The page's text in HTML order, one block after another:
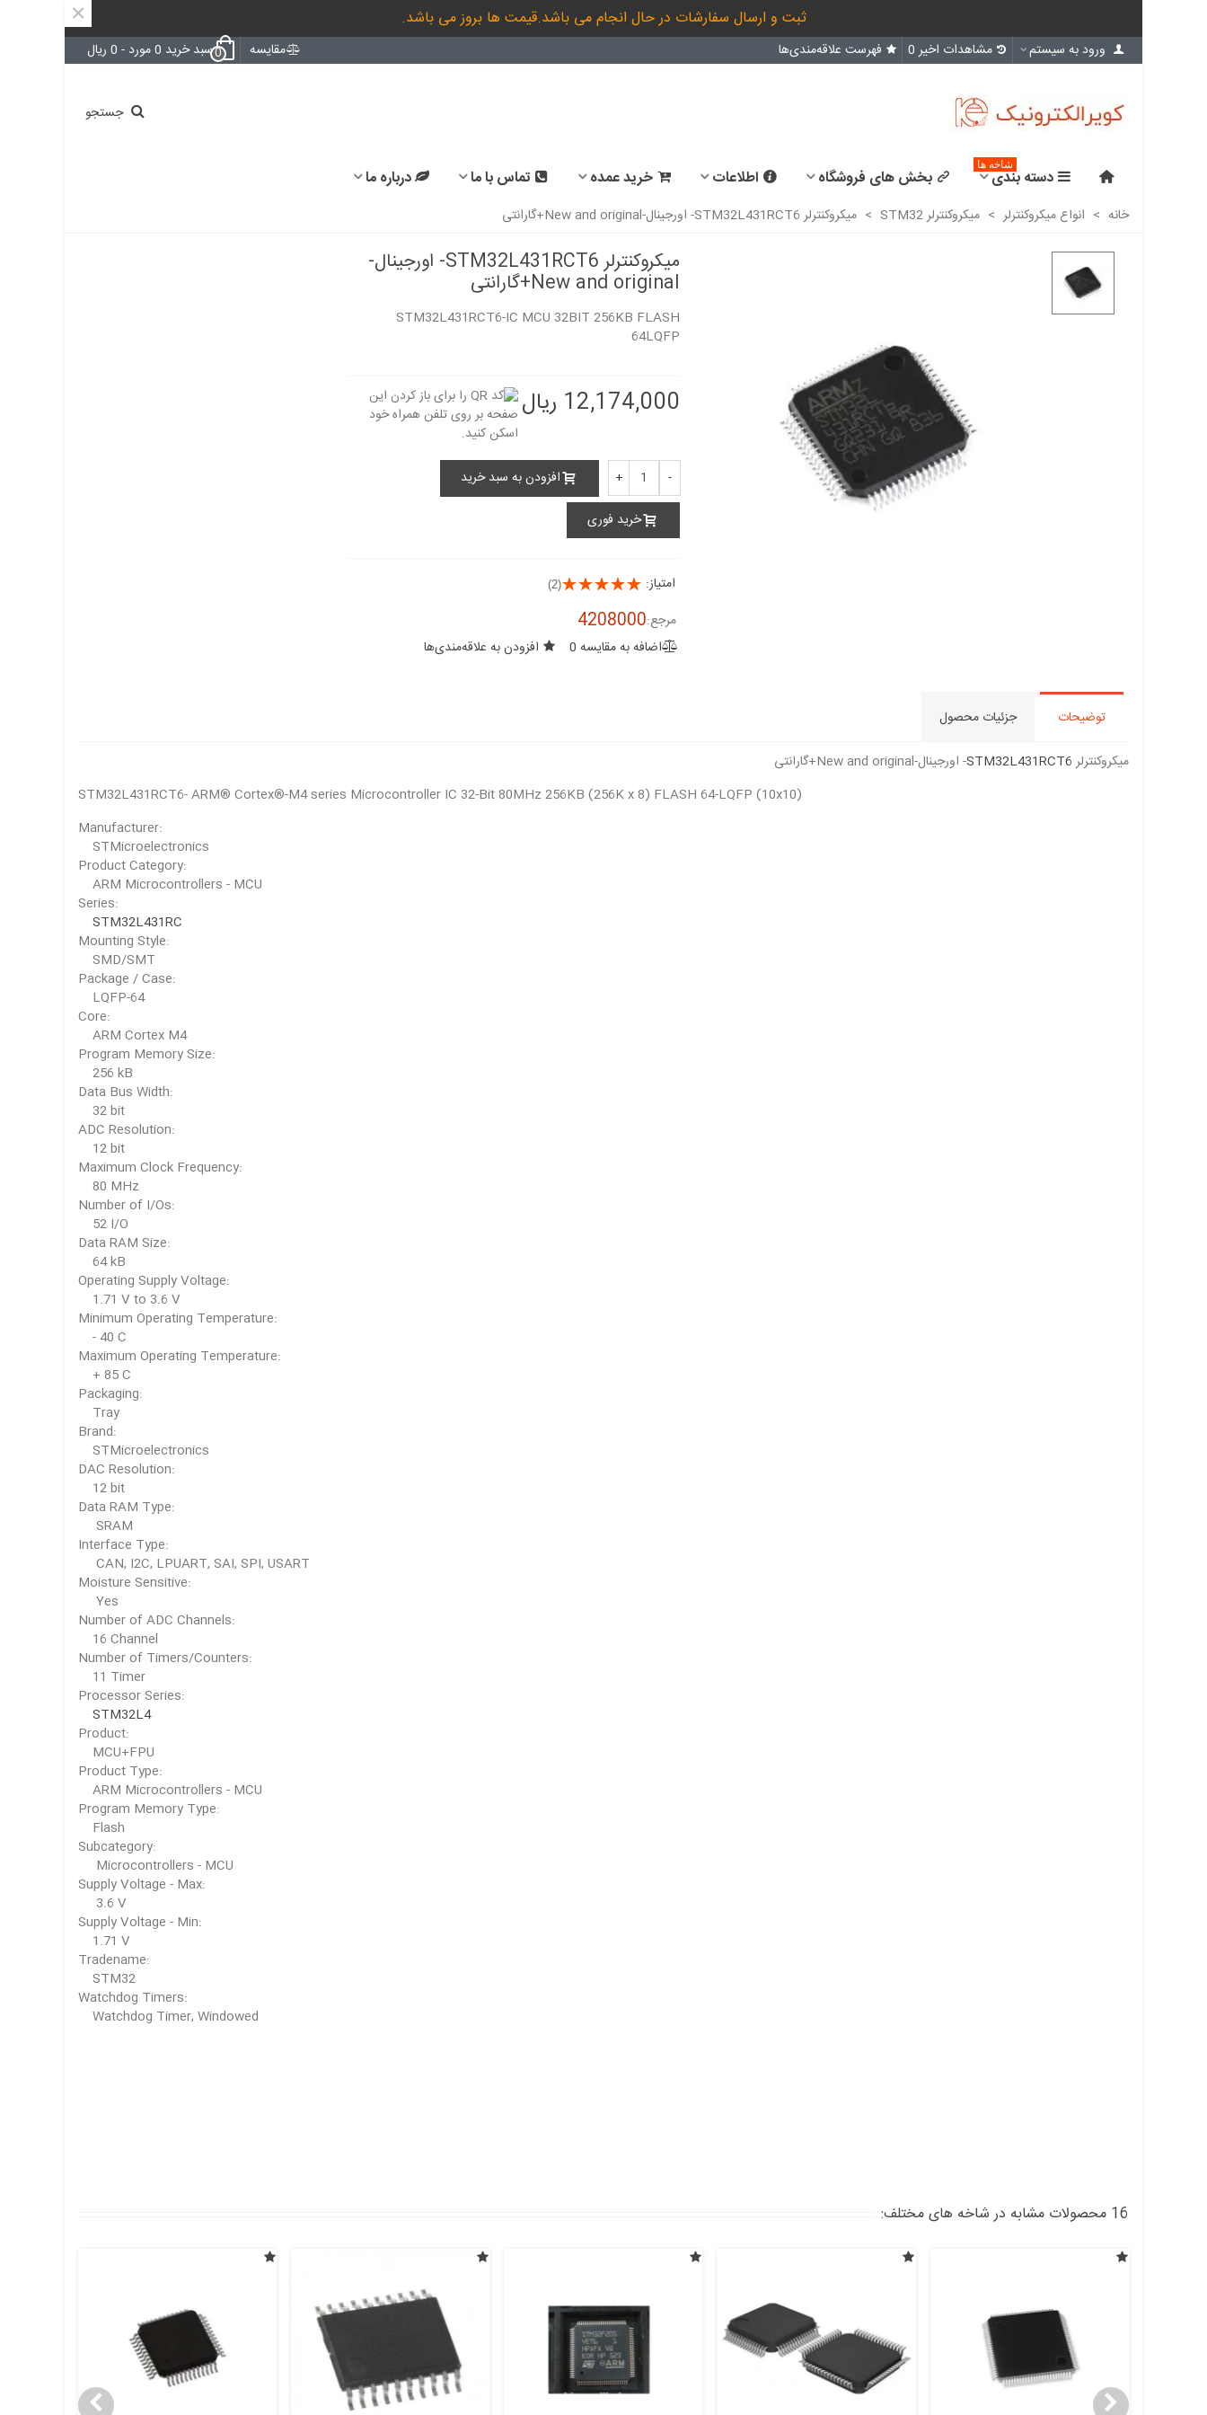
ثبت و ارسال سفارشات در حال انجام می باشد.قیمت ها بروز می باشد. ×
ورود به سیستم مشاهدات اخیر 0 فهرست علاقه‌مندی‌ها مقایسه 0سبد خرید 0مورد - 0 ریال
جستجو
دسته بندی
شاخه ها
بخش های فروشگاه اطلاعات خرید عمده تماس با ما درباره ما
خانه > انواع میکروکنترلر > میکروکنترلر STM32 > میکروکنترلر STM32L431RCT6- اورجینال-New and original+گارانتی
میکروکنترلر STM32L431RCT6- اورجینال-
New and original+گارانتی
STM32L431RCT6-IC MCU 32BIT 256KB FLASH
64LQFP
12,174,000 ریال
-
+
افزودن به سبد خرید
خرید فوری
امتیاز: (2)
مرجع:4208000
اضافه به مقایسه 0 افزودن به علاقه‌مندی‌ها
توضیحات جزئیات محصول
میکروکنترلرSTM32L431RCT6- اورجینال-New and original+گارانتی
STM32L431RCT6- ARM® Cortex®-M4 series Microcontroller IC 32-Bit 80MHz 256KB (256K x 8) FLASH 64-LQFP (10x10)
Manufacturer:
STMicroelectronics
Product Category:
ARM Microcontrollers - MCU
Series:
STM32L431RC
Mounting Style:
SMD/SMT
Package / Case:
LQFP-64
Core:
ARM Cortex M4
Program Memory Size:
256 kB
Data Bus Width:
32 bit
ADC Resolution:
12 bit
Maximum Clock Frequency:
80 MHz
Number of I/Os:
52 I/O
Data RAM Size:
64 kB
Operating Supply Voltage:
1.71 V to 3.6 V
Minimum Operating Temperature:
- 40 C
Maximum Operating Temperature:
+ 85 C
Packaging:
Tray
Brand:
STMicroelectronics
DAC Resolution:
12 bit
Data RAM Type:
SRAM
Interface Type:
CAN, I2C, LPUART, SAI, SPI, USART
Moisture Sensitive:
Yes
Number of ADC Channels:
16 Channel
Number of Timers/Counters:
11 Timer
Processor Series:
STM32L4
Product:
MCU+FPU
Product Type:
ARM Microcontrollers - MCU
Program Memory Type:
Flash
Subcategory:
Microcontrollers - MCU
Supply Voltage - Max:
3.6 V
Supply Voltage - Min:
1.71 V
Tradename:
STM32
Watchdog Timers:
Watchdog Timer, Windowed
16 محصولات مشابه در شاخه های مختلف: